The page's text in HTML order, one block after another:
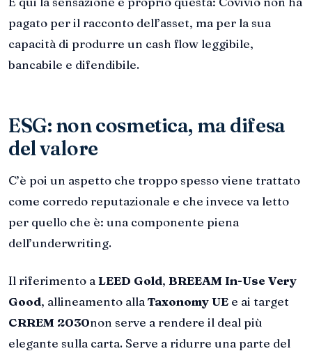
pagato per il racconto dell’asset, ma per la sua
capacità di produrre un cash flow leggibile,
bancabile e difendibile.
ESG: non cosmetica, ma difesa
del valore
C’è poi un aspetto che troppo spesso viene trattato
come corredo reputazionale e che invece va letto
per quello che è: una componente piena
dell’underwriting.
Il riferimento a LEED Gold, BREEAM In-Use Very
Good, allineamento alla Taxonomy UE e ai target
CRREM 2030non serve a rendere il deal più
elegante sulla carta. Serve a ridurre una parte del